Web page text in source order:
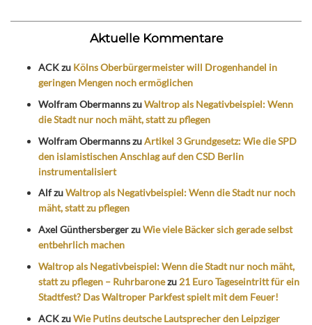
Aktuelle Kommentare
ACKzu Kölns Oberbürgermeister will Drogenhandel in
geringen Mengen noch ermöglichen
Wolfram ObermannszuWaltrop als Negativbeispiel: Wenn
die Stadt nur noch mäht, statt zu pflegen
Wolfram ObermannszuArtikel 3 Grundgesetz: Wie die SPD
den islamistischen Anschlag auf den CSD Berlin
instrumentalisiert
AlfzuWaltrop als Negativbeispiel: Wenn die Stadt nur noch
mäht, statt zu pflegen
Axel GünthersbergerzuWie viele Bäcker sich gerade selbst
entbehrlich machen
Waltrop als Negativbeispiel: Wenn die Stadt nur noch mäht,
statt zu pflegen – Ruhrbaronezu 21 Euro Tageseintritt für ein
Stadtfest? Das Waltroper Parkfest spielt mit dem Feuer!
ACKzuWie Putins deutsche Lautsprecher den Leipziger